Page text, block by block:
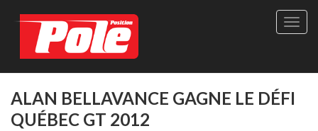
Site
-
ALAN BELLAVANCE GAGNE LE DÉFI
QUÉBEC GT 2012